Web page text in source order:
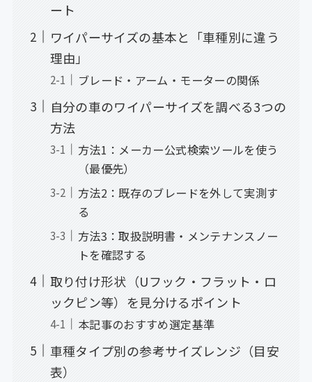
ート
ワイパーサイズの基本と「車種別に違う
理由」
ブレード・アーム・モーターの関係
自分の車のワイパーサイズを調べる3つの
方法
方法1：メーカー公式検索ツールを使う
（最優先）
方法2：既存のブレードを外して実測す
る
方法3：取扱説明書・メンテナンスノー
トを確認する
取り付け形状（Uフック・フラット・ロ
ックピン等）を見分けるポイント
本記事のおすすめ選定基準
車種タイプ別の参考サイズレンジ（目安
表）